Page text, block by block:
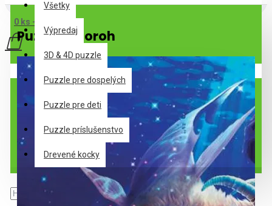
Všetky
Výpredaj
3D & 4D puzzle
Puzzle pre dospelých
Puzzle pre deti
Puzzle príslušenstvo
Drevené kocky
0 ks - 0,00€
Váš nákupný košík je prázdny!
Puzzle Kozoroh